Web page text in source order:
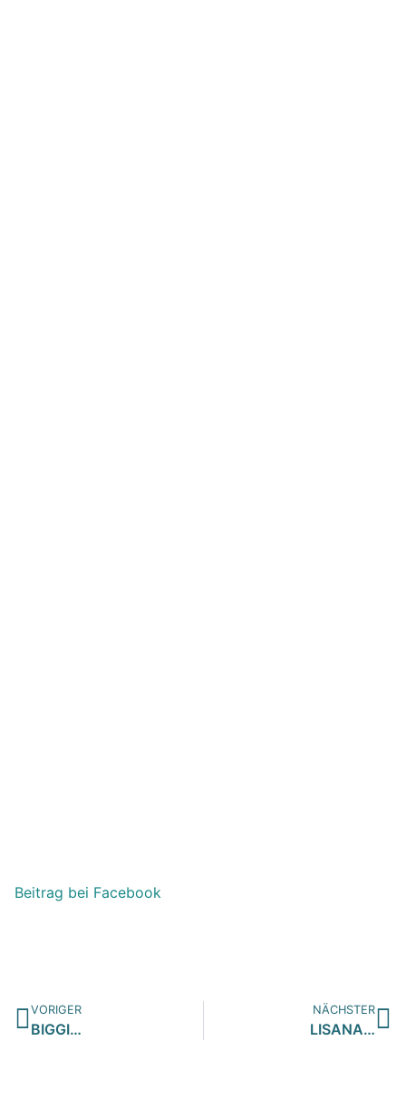
Beitrag bei Facebook
VORIGER
BIGGI…
NÄCHSTER
LISANA…